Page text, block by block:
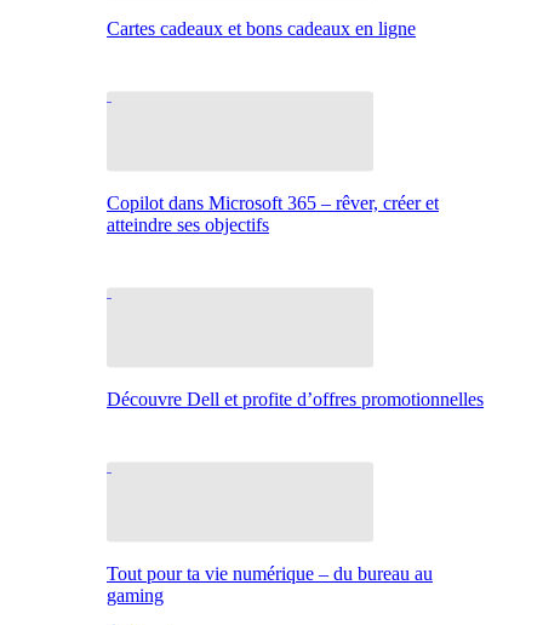
Cartes cadeaux et bons cadeaux en ligne
Copilot dans Microsoft 365 – rêver, créer et
atteindre ses objectifs
Découvre Dell et profite d’offres promotionnelles
Tout pour ta vie numérique – du bureau au
gaming